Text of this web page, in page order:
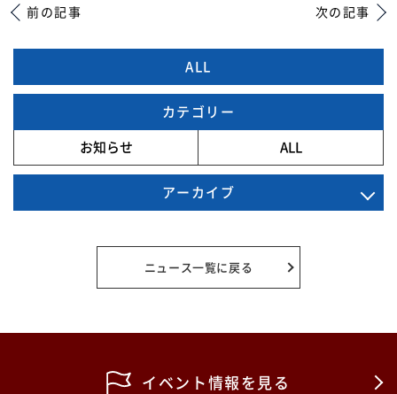
前の記事 次の記事
ALL
カテゴリー
お知らせ
ALL
アーカイブ
2025年7月
2024年9月
2024年2月
ニュース一覧に戻る
イベント情報を見る